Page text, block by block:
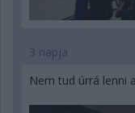
3 napja
Nem tud úrrá lenni